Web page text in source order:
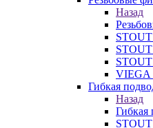
Назад
VIEGA
Гибкая
Назад
Гибкая
STOUT